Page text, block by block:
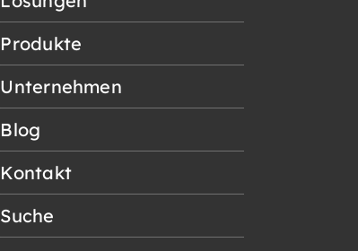
Produkte
Unternehmen
Blog
Kontakt
Suche